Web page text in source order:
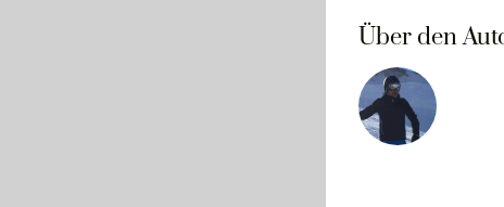
Über den